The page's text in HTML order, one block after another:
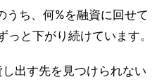
うち、何%を融資に回せて
と下がり続けています。
出す先を見つけられない